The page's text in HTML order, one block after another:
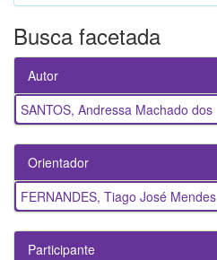
Busca facetada
Autor
SANTOS, Andressa Machado dos
Orientador
FERNANDES, Tiago José Mendes
Participante